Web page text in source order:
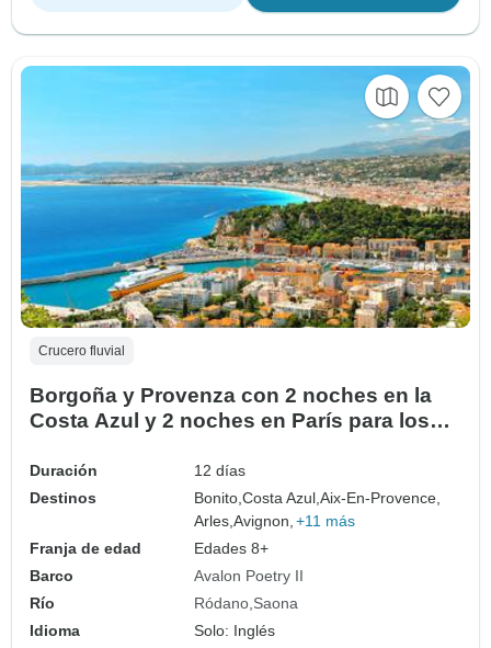
Crucero fluvial
Borgoña y Provenza con 2 noches en la
Costa Azul y 2 noches en París para los
Duración
12 días
Destinos
Bonito,Costa Azul,Aix-En-Provence,
Arles,Avignon, +11 más
Franja de edad
Edades 8+
Barco
Avalon Poetry II
Río
Ródano Saona
Idioma
Solo: Inglés